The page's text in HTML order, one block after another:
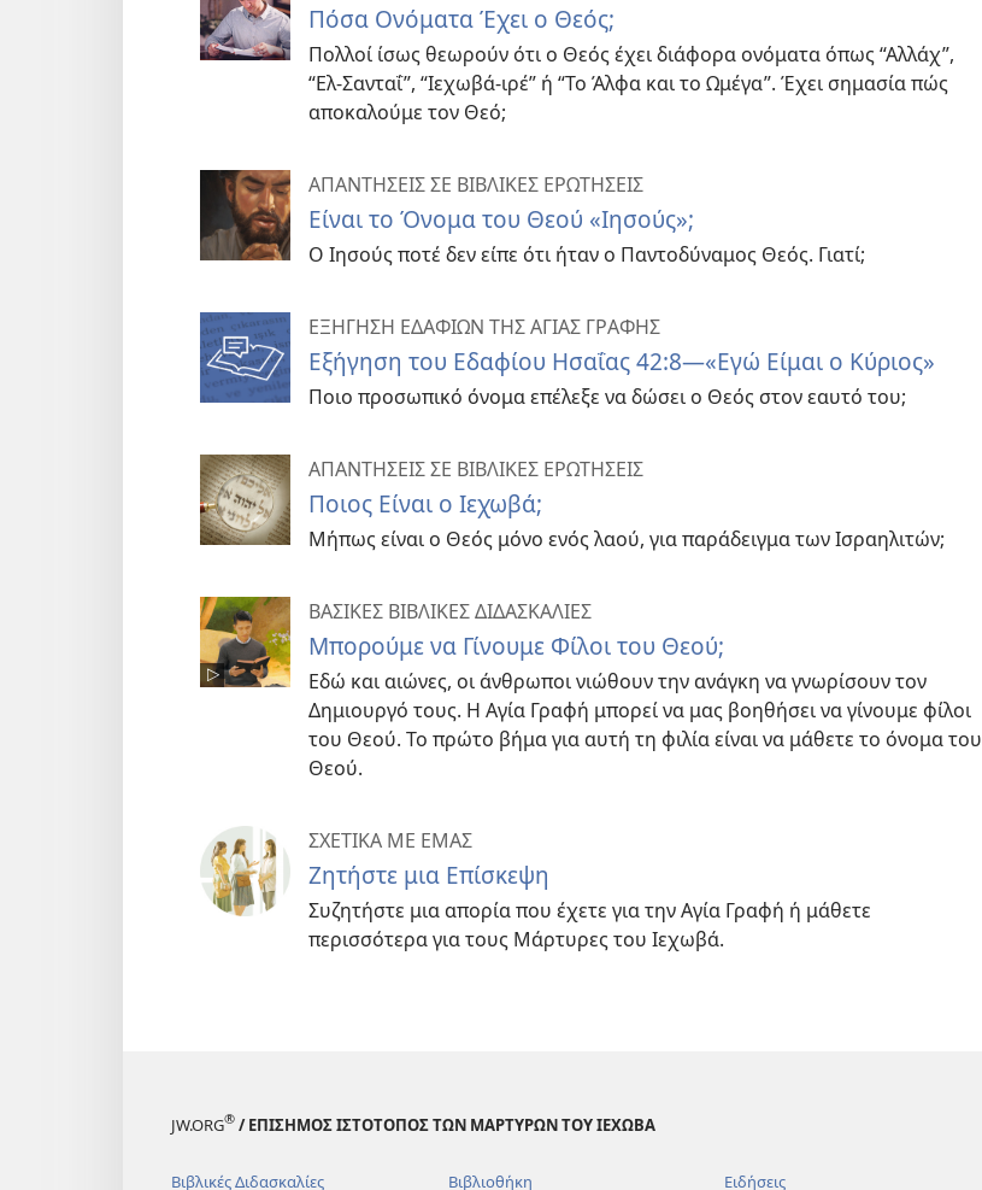
Πόσα Ονόματα Έχει ο Θεός;
Πολλοί ίσως θεωρούν ότι ο Θεός έχει διάφορα ονόματα όπως “Αλλάχ”,
“Ελ-Σανταΐ”, “Ιεχωβά-ιρέ” ή “Το Άλφα και το Ωμέγα”. Έχει σημασία πώς
αποκαλούμε τον Θεό;
ΑΠΑΝΤΗΣΕΙΣ ΣΕ ΒΙΒΛΙΚΕΣ ΕΡΩΤΗΣΕΙΣ
Είναι το Όνομα του Θεού «Ιησούς»;
Ο Ιησούς ποτέ δεν είπε ότι ήταν ο Παντοδύναμος Θεός. Γιατί;
ΕΞΗΓΗΣΗ ΕΔΑΦΙΩΝ ΤΗΣ ΑΓΙΑΣ ΓΡΑΦΗΣ
Εξήγηση του Εδαφίου Ησαΐας 42:8—«Εγώ Είμαι ο Κύριος»
Ποιο προσωπικό όνομα επέλεξε να δώσει ο Θεός στον εαυτό του;
ΑΠΑΝΤΗΣΕΙΣ ΣΕ ΒΙΒΛΙΚΕΣ ΕΡΩΤΗΣΕΙΣ
Ποιος Είναι ο Ιεχωβά;
Μήπως είναι ο Θεός μόνο ενός λαού, για παράδειγμα των Ισραηλιτών;
ΒΑΣΙΚΕΣ ΒΙΒΛΙΚΕΣ ΔΙΔΑΣΚΑΛΙΕΣ
Μπορούμε να Γίνουμε Φίλοι του Θεού;
Εδώ και αιώνες, οι άνθρωποι νιώθουν την ανάγκη να γνωρίσουν τον
Δημιουργό τους. Η Αγία Γραφή μπορεί να μας βοηθήσει να γίνουμε φίλοι
του Θεού. Το πρώτο βήμα για αυτή τη φιλία είναι να μάθετε το όνομα του
Θεού.
ΣΧΕΤΙΚΑ ΜΕ ΕΜΑΣ
Ζητήστε μια Επίσκεψη
Συζητήστε μια απορία που έχετε για την Αγία Γραφή ή μάθετε
περισσότερα για τους Μάρτυρες του Ιεχωβά.
JW.ORG® / ΕΠΙΣΗΜΟΣ ΙΣΤΟΤΟΠΟΣ ΤΩΝ ΜΑΡΤΥΡΩΝ ΤΟΥ ΙΕΧΩΒΑ
Βιβλικές Διδασκαλίες Βιβλιοθήκη Ειδήσεις